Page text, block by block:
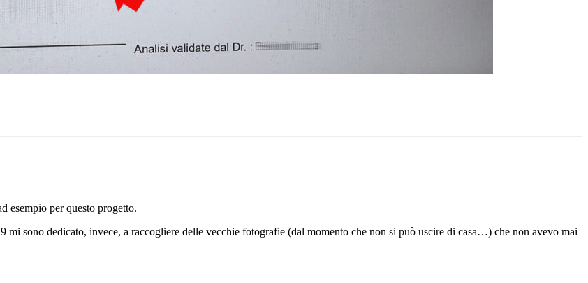
esempio per questo progetto.
mi sono dedicato, invece, a raccogliere delle vecchie fotografie (dal momento che non si può uscire di casa…) che non avevo mai